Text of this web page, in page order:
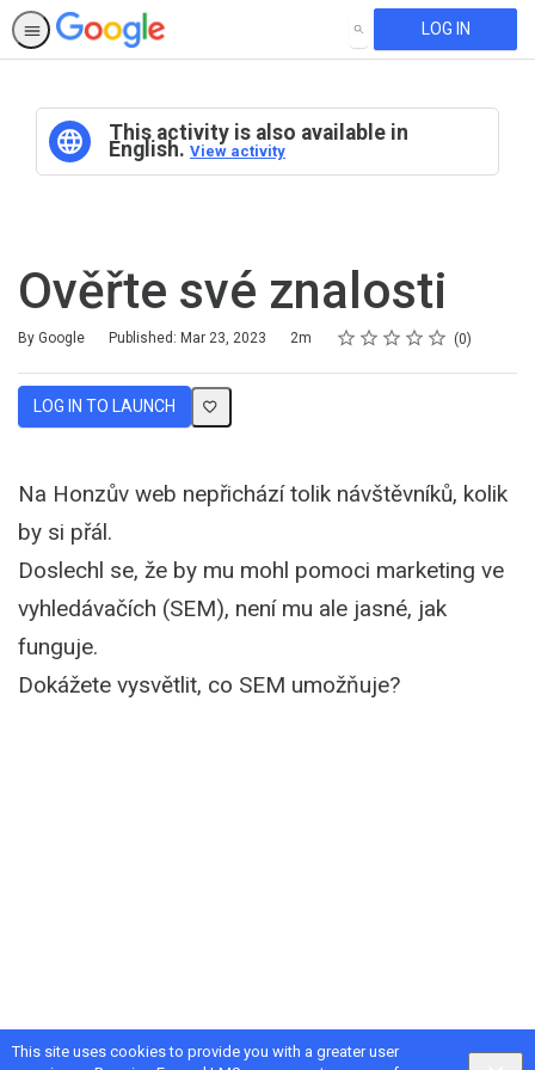
This site uses cookies to provide you with a greater user
SEARCH LOG IN
This activity is also available in
English. View activity
Ověřte své znalosti
By Google Published: Mar 23, 2023
Duration 2m Rating
1 star
2 stars
3 stars
4 stars
5 stars
Average rating: 0 0
No reviews
LOG IN TO LAUNCH
Na Honzův web nepřichází tolik návštěvníků, kolik
by si přál.
Doslechl se, že by mu mohl pomoci marketing ve
vyhledávačích (SEM), není mu ale jasné, jak
funguje.
Dokážete vysvětlit, co SEM umožňuje?